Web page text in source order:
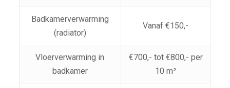
Badkamerverwarming
(radiator)
Vanaf €150,-
Vloerverwarming in
badkamer
€700,- tot €800,- per
10 m²